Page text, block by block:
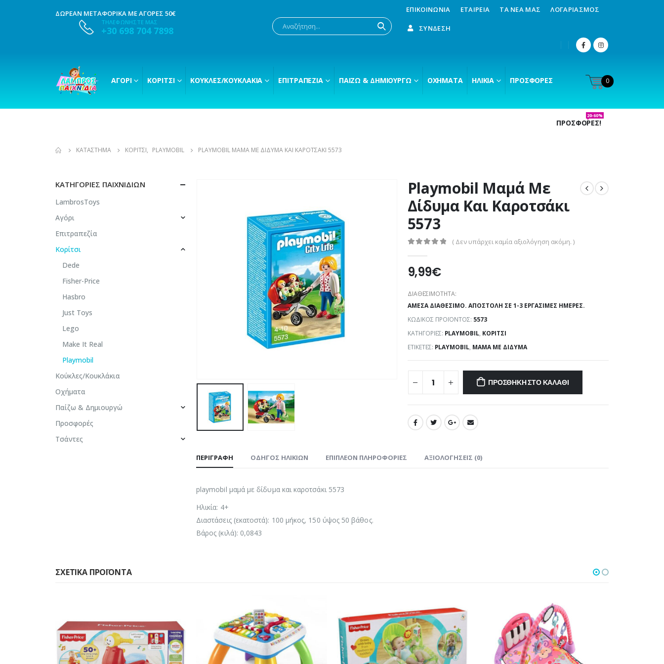
ΔΩΡΕΑΝ ΜΕΤΑΦΟΡΙΚΑ ΜΕ ΑΓΟΡΕΣ 50€
ΤΗΛΕΦΩΝΗΣΤΕ ΜΑΣ
+30 698 704 7898
ΕΠΙΚΟΙΝΩΝΊΑ ΕΤΑΙΡΕΊΑ ΤΑ ΝΈΑ ΜΑΣ ΛΟΓΑΡΙΑΣΜΌΣ
ΣΎΝΔΕΣΗ
ΑΓΌΡΙ ΚΟΡΊΤΣΙ ΚΟΎΚΛΕΣ/ΚΟΥΚΛΆΚΙΑ ΕΠΙΤΡΑΠΈΖΙΑ ΠΑΊΖΩ & ΔΗΜΙΟΥΡΓΏ ΟΧΉΜΑΤΑ ΗΛΙΚΊΑ ΠΡΟΣΦΟΡΈΣ 0
ΠΡΟΣΦΟΡΕΣ!
20-60%
ΚΑΤΆΣΤΗΜΑ ΚΟΡΊΤΣΙ, PLAYMOBIL PLAYMOBIL ΜΑΜΆ ΜΕ ΔΊΔΥΜΑ ΚΑΙ ΚΑΡΟΤΣΆΚΙ 5573
Playmobil Μαμά Με
Δίδυμα Και Καροτσάκι
5573
( Δεν υπάρχει καμία αξιολόγηση ακόμη. )
9,99€
ΔΙΑΘΕΣΙΜΌΤΗΤΑ:
ΆΜΕΣΑ ΔΙΑΘΈΣΙΜΟ. ΑΠΟΣΤΟΛΉ ΣΕ 1-3 ΕΡΓΆΣΙΜΕΣ ΗΜΈΡΕΣ.
ΚΩΔΙΚΌΣ ΠΡΟΪΌΝΤΟΣ: 5573
ΚΑΤΗΓΟΡΊΕΣ: PLAYMOBIL, ΚΟΡΊΤΣΙ
ΕΤΙΚΈΤΕΣ: PLAYMOBIL, ΜΑΜΆ ΜΕ ΔΊΔΥΜΑ
ΠΡΟΣΘΉΚΗ ΣΤΟ ΚΑΛΆΘΙ
ΠΕΡΙΓΡΑΦΉ ΟΔΗΓΌΣ ΗΛΙΚΙΏΝ ΕΠΙΠΛΈΟΝ ΠΛΗΡΟΦΟΡΊΕΣ ΑΞΙΟΛΟΓΉΣΕΙΣ (0)
playmobil μαμά με δίδυμα και καροτσάκι 5573
Ηλικία: 4+
Διαστάσεις (εκατοστά): 100 μήκος, 150 ύψος 50 βάθος.
Βάρος (κιλά): 0,0843
ΚΑΤΗΓΟΡΊΕΣ ΠΑΙΧΝΙΔΙΏΝ
LambrosToys
Αγόρι
Επιτραπεζία
Κορίτσι
Dede
Fisher-Price
Hasbro
Just Toys
Lego
Make It Real
Playmobil
Κούκλες/Κουκλάκια
Οχήματα
Παίζω & Δημιουργώ
Προσφορές
Τσάντες
ΣΧΕΤΙΚΆ ΠΡΟΪΌΝΤΑ